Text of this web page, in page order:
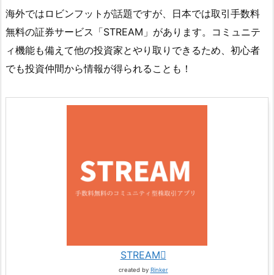
海外ではロビンフットが話題ですが、日本では取引手数料
無料の証券サービス「STREAM」があります。コミュニテ
ィ機能も備えて他の投資家とやり取りできるため、初心者
でも投資仲間から情報が得られることも！
STREAM
created by Rinker